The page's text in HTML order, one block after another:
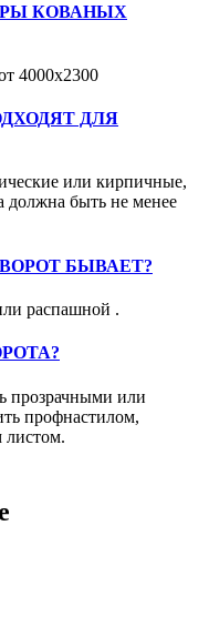
КОВАНЫХ
4000х2300
ДЛЯ
или кирпичные,
должна быть не менее
БЫВАЕТ?
распашной .
прозрачными или
профнастилом,
листом.